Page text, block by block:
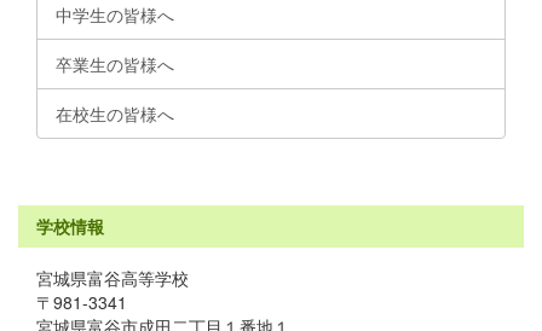
中学生の皆様へ
卒業生の皆様へ
在校生の皆様へ
学校情報
宮城県富谷高等学校
〒981-3341
宮城県富谷市成田二丁目１番地１